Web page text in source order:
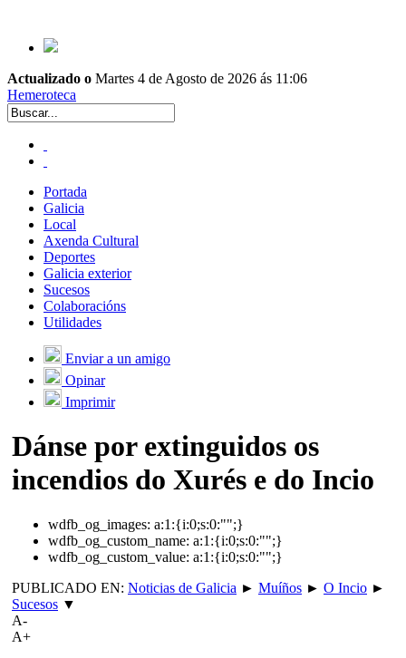
Actualizado o Martes 4 de Agosto de 2026 ás 11:06
Hemeroteca
Portada
Galicia
Local
Axenda Cultural
Deportes
Galicia exterior
Sucesos
Colaboracións
Utilidades
Enviar a un amigo
Opinar
Imprimir
Dánse por extinguidos os
incendios do Xurés e do Incio
wdfb_og_images: a:1:{i:0;s:0:"";}
wdfb_og_custom_name: a:1:{i:0;s:0:"";}
wdfb_og_custom_value: a:1:{i:0;s:0:"";}
PUBLICADO EN: Noticias de Galicia ► Muíños ► O Incio ►
Sucesos ▼
A-
A+